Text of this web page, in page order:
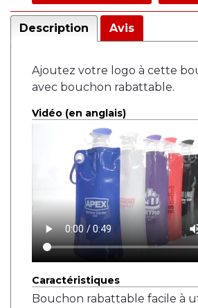
Description Avis
Ajoutez votre logo à cette
avec bouchon rabattable.
Vidéo (en anglais)
Caractéristiques
Bouchon rabattable facile à